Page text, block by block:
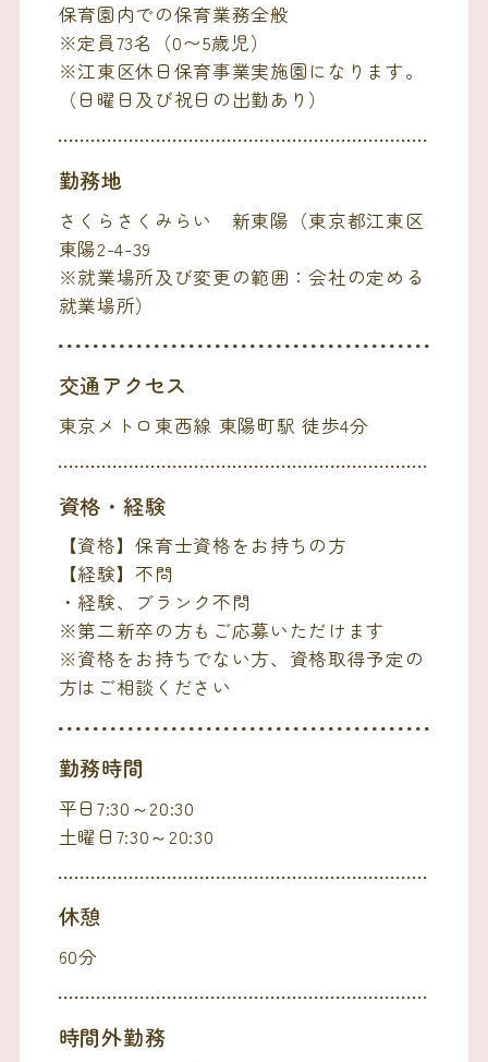
保育園内での保育業務全般
※定員73名（0〜5歳児）
※江東区休日保育事業実施園になります。
（日曜日及び祝日の出勤あり）
勤務地
さくらさくみらい 新東陽（東京都江東区
東陽2-4-39
※就業場所及び変更の範囲：会社の定める
就業場所）
交通アクセス
東京メトロ東西線 東陽町駅 徒歩4分
資格・経験
【資格】保育士資格をお持ちの方
【経験】不問
・経験、ブランク不問
※第二新卒の方もご応募いただけます
※資格をお持ちでない方、資格取得予定の
方はご相談ください
勤務時間
平日7:30～20:30
土曜日7:30～20:30
休憩
60分
時間外勤務